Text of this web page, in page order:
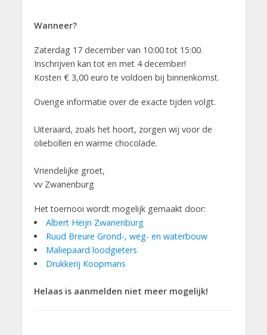
Wanneer?
Zaterdag 17 december van 10:00 tot 15:00.
Inschrijven kan tot en met 4 december!
Kosten € 3,00 euro te voldoen bij binnenkomst.
Overige informatie over de exacte tijden volgt.
Uiteraard, zoals het hoort, zorgen wij voor de
oliebollen en warme chocolade.
Vriendelijke groet,
vv Zwanenburg
Het toernooi wordt mogelijk gemaakt door:
Albert Heijn Zwanenburg
Ruud Breure Grond-, weg- en waterbouw
Maliepaard loodgieters
Drukkerij Koopmans
Helaas is aanmelden niet meer mogelijk!